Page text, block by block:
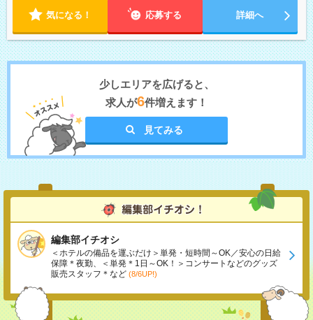
気になる！ 応募する 詳細へ
少しエリアを広げると、
求人が6件増えます！
見てみる
編集部イチオシ
＜ホテルの備品を運ぶだけ＞単発・短時間～OK／安心の日給
保障＊夜勤、＜単発＊1日～OK！＞コンサートなどのグッズ
販売スタッフ＊など (8/6UP!)